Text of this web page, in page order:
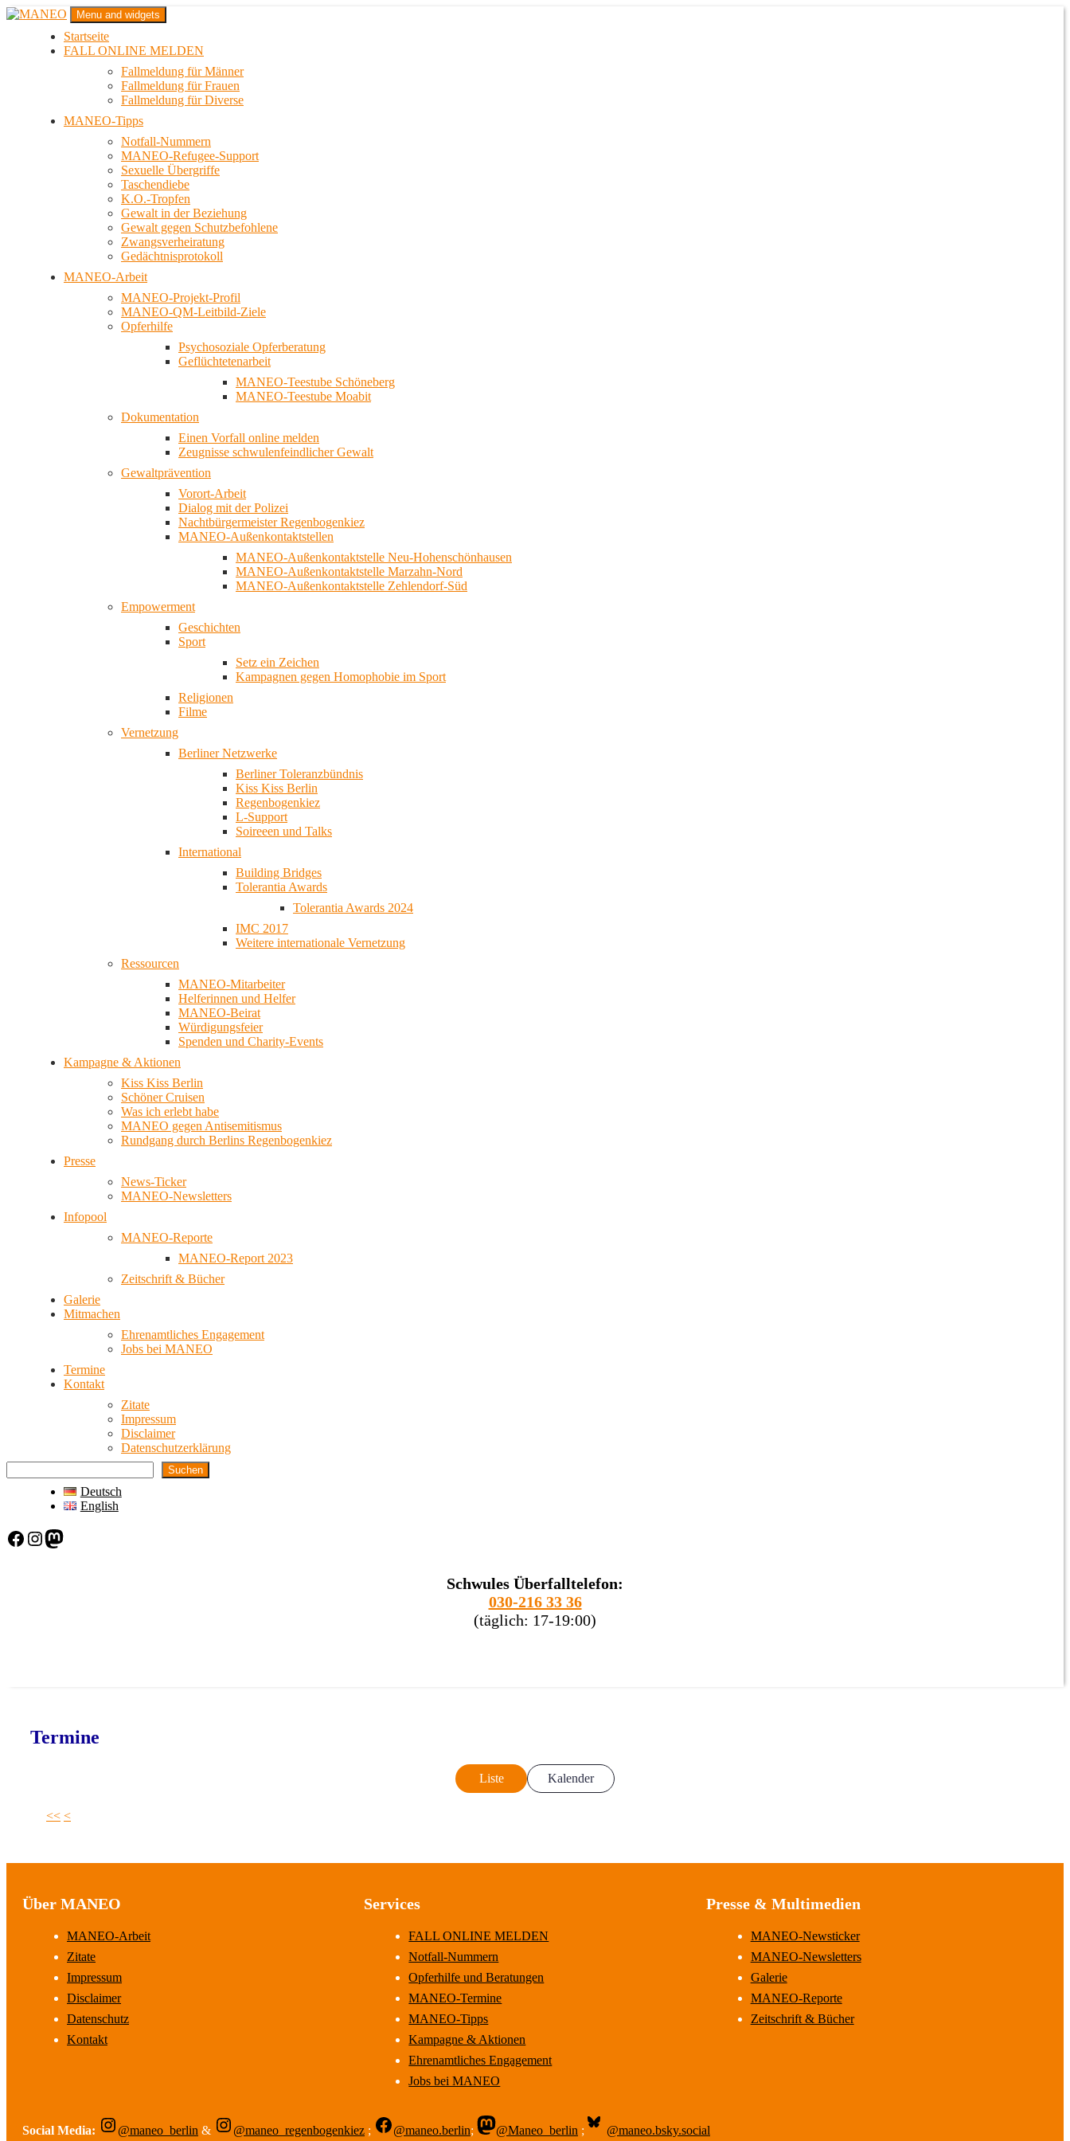
Zum
MANEO
Das schwule Anti-Gewalt-Projekt in Berlin
Menu and widgets
Startseite
FALL ONLINE MELDEN
Fallmeldung für Männer
Fallmeldung für Frauen
Fallmeldung für Diverse
MANEO-Tipps
Notfall-Nummern
MANEO-Refugee-Support
Sexuelle Übergriffe
Taschendiebe
K.O.-Tropfen
Gewalt in der Beziehung
Gewalt gegen Schutzbefohlene
Zwangsverheiratung
Gedächtnisprotokoll
MANEO-Arbeit
MANEO-Projekt-Profil
MANEO-QM-Leitbild-Ziele
Opferhilfe
Psychosoziale Opferberatung
Geflüchtetenarbeit
MANEO-Teestube Schöneberg
MANEO-Teestube Moabit
Dokumentation
Einen Vorfall online melden
Zeugnisse schwulenfeindlicher Gewalt
Gewaltprävention
Vorort-Arbeit
Dialog mit der Polizei
Nachtbürgermeister Regenbogenkiez
MANEO-Außenkontaktstellen
MANEO-Außenkontaktstelle Neu-Hohenschönhausen
MANEO-Außenkontaktstelle Marzahn-Nord
MANEO-Außenkontaktstelle Zehlendorf-Süd
Empowerment
Geschichten
Sport
Setz ein Zeichen
Kampagnen gegen Homophobie im Sport
Religionen
Filme
Vernetzung
Berliner Netzwerke
Berliner Toleranzbündnis
Kiss Kiss Berlin
Regenbogenkiez
L-Support
Soireeen und Talks
International
Building Bridges
Tolerantia Awards
Tolerantia Awards 2024
IMC 2017
Weitere internationale Vernetzung
Ressourcen
MANEO-Mitarbeiter
Helferinnen und Helfer
MANEO-Beirat
Würdigungsfeier
Spenden und Charity-Events
Kampagne & Aktionen
Kiss Kiss Berlin
Schöner Cruisen
Was ich erlebt habe
MANEO gegen Antisemitismus
Rundgang durch Berlins Regenbogenkiez
Presse
News-Ticker
MANEO-Newsletters
Infopool
MANEO-Reporte
MANEO-Report 2023
Zeitschrift & Bücher
Galerie
Mitmachen
Ehrenamtliches Engagement
Jobs bei MANEO
Termine
Kontakt
Zitate
Impressum
Disclaimer
Datenschutzerklärung
Suchen
Deutsch
English
Facebook Instagram Mastodon
Schwules Überfalltelefon:
030-216 33 36
(täglich: 17-19:00)
Termine
Liste Kalender
<< <
Über MANEO
MANEO-Arbeit
Zitate
Impressum
Disclaimer
Datenschutz
Kontakt
Services
FALL ONLINE MELDEN
Notfall-Nummern
Opferhilfe und Beratungen
MANEO-Termine
MANEO-Tipps
Kampagne & Aktionen
Ehrenamtliches Engagement
Jobs bei MANEO
Presse & Multimedien
MANEO-Newsticker
MANEO-Newsletters
Galerie
MANEO-Reporte
Zeitschrift & Bücher
Social Media: @maneo_berlin & @maneo_regenbogenkiez ; @maneo.berlin; @Maneo_berlin ; @maneo.bsky.social